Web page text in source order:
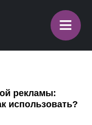
≡
рекламы:
использовать?